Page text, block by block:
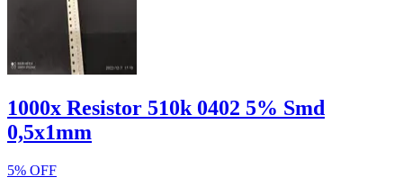
1000x Resistor 510k 0402 5% Smd
0,5x1mm
5% OFF